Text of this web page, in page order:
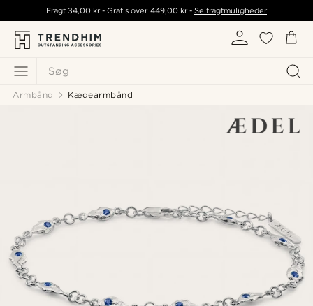
Søg
Fragt34,00 kr - Gratis over 449,00 kr- Se fragtmuligheder
Armbånd Kædearmbånd